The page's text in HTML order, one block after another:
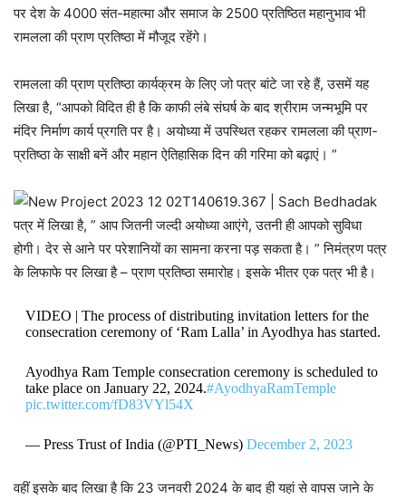
पर देश के 4000 संत-महात्मा और समाज के 2500 प्रतिष्ठित महानुभाव भी
रामलला की प्राण प्रतिष्ठा में मौजूद रहेंगे।
रामलला की प्राण प्रतिष्ठा कार्यक्रम के लिए जो पत्र बांटे जा रहे हैं, उसमें यह
लिखा है, “आपको विदित ही है कि काफी लंबे संघर्ष के बाद श्रीराम जन्मभूमि पर
मंदिर निर्माण कार्य प्रगति पर है। अयोध्या में उपस्थित रहकर रामलला की प्राण-
प्रतिष्ठा के साक्षी बनें और महान ऐतिहासिक दिन की गरिमा को बढ़ाएं। ”
पत्र में लिखा है, ” आप जितनी जल्दी अयोध्या आएंगे, उतनी ही आपको सुविधा
होगी। देर से आने पर परेशानियों का सामना करना पड़ सकता है। ” निमंत्रण पत्र
के लिफाफे पर लिखा है – प्राण प्रतिष्ठा समारोह। इसके भीतर एक पत्र भी है।
VIDEO | The process of distributing invitation letters for the
consecration ceremony of ‘Ram Lalla’ in Ayodhya has started.
Ayodhya Ram Temple consecration ceremony is scheduled to
take place on January 22, 2024.#AyodhyaRamTemple
pic.twitter.com/fD83VYl54X
— Press Trust of India (@PTI_News) December 2, 2023
वहीं इसके बाद लिखा है कि 23 जनवरी 2024 के बाद ही यहां से वापस जाने के